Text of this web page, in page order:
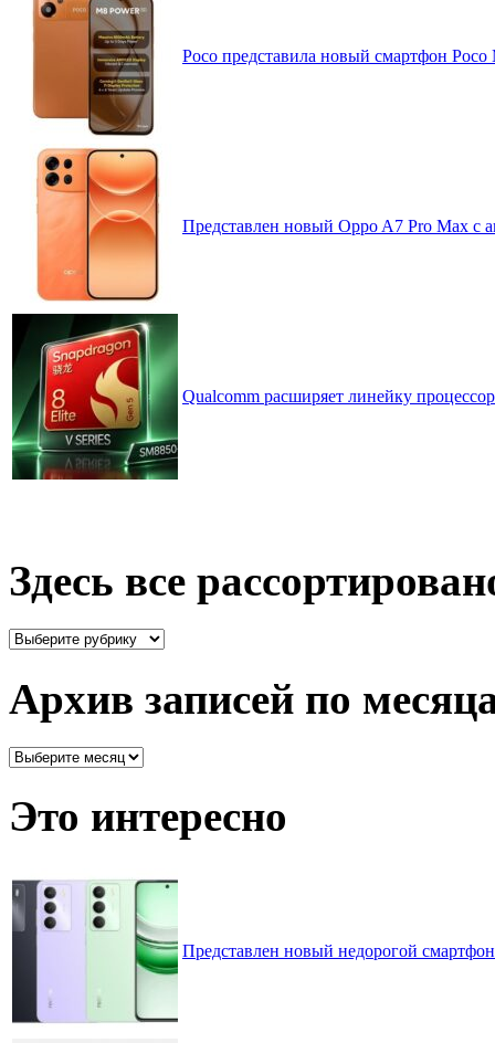
Poco представила новый смартфон
Представлен новый Oppo A7 Pro Max с
Qualcomm расширяет линейку
Здесь все
Здесь
Архив записей по
Архив
месяцам
Это интересно
Представлен новый недорогой